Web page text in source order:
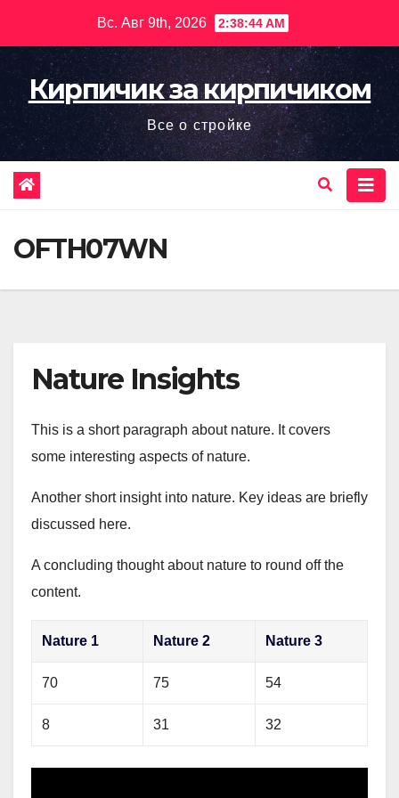
содержимому
Вс. Авг 9th, 2026 2:38:44 AM
Кирпичик за кирпичиком
Все о стройке
OFTH07WN
Nature Insights
This is a short paragraph about nature. It covers
some interesting aspects of nature.
Another short insight into nature. Key ideas are briefly
discussed here.
A concluding thought about nature to round off the
content.
Nature 1 Nature 2 Nature 3
70 75 54
8 31 32